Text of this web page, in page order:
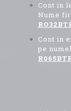
Cont in
Nume
Cont in
pe